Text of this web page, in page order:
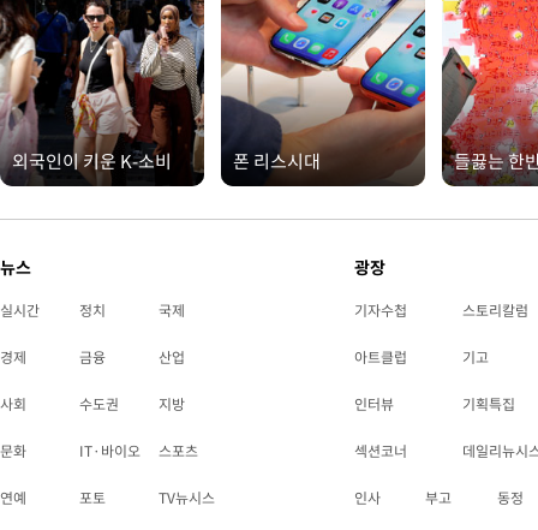
외국인이 키운 K-소비 폰 리스시대 들끓는 한
뉴스
실시간 정치 국제
경제 금융 산업
사회 수도권 지방
문화 IT·바이오 스포츠
연예 포토 TV뉴시스
광장
기자수첩 스토리칼럼
아트클럽 기고
인터뷰 기획특집
섹션코너 데일리뉴시
인사 부고 동정